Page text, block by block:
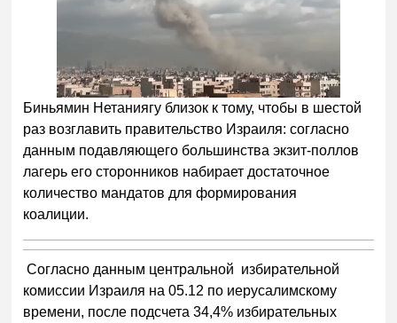
Биньямин Нетаниягу близок к тому, чтобы в шестой
раз возглавить правительство Израиля: согласно
данным подавляющего большинства экзит-поллов
лагерь его сторонников набирает достаточное
количество мандатов для формирования
коалиции.
Согласно данным центральной избирательной
комиссии Израиля на 05.12 по иерусалимскому
времени, после подсчета 34,4% избирательных